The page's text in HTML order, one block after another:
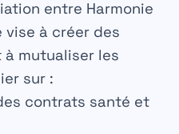
entre Harmonie
vise à créer des
mutualiser les
sur :
contrats santé et